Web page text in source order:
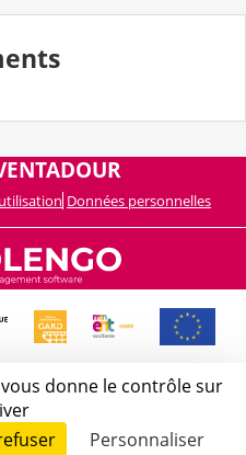
Données personnelles
donne le contrôle sur
Personnaliser